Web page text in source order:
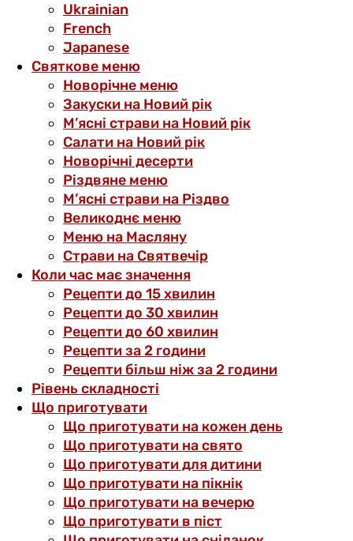
Ukrainian
French
Japanese
Святкове меню
Новорічне меню
Закуски на Новий рік
М’ясні страви на Новий рік
Салати на Новий рік
Новорічні десерти
Різдвяне меню
М’ясні страви на Різдво
Великоднє меню
Меню на Масляну
Страви на Святвечір
Коли час має значення
Рецепти до 15 хвилин
Рецепти до 30 хвилин
Рецепти до 60 хвилин
Рецепти за 2 години
Рецепти більш ніж за 2 години
Рівень складності
Що приготувати
Що приготувати на кожен день
Що приготувати на свято
Що приготувати для дитини
Що приготувати на пікнік
Що приготувати на вечерю
Що приготувати в піст